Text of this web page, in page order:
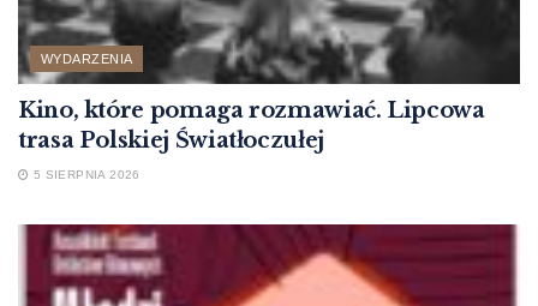
WYDARZENIA
Kino, które pomaga rozmawiać. Lipcowa
trasa Polskiej Światłoczułej
5 SIERPNIA 2026